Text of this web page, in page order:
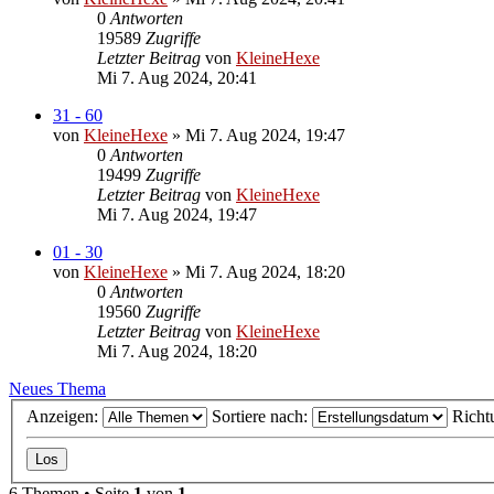
0 Antworten
19589 Zugriffe
Letzter Beitrag von KleineHexe
Mi 7. Aug 2024, 20:41
31 - 60
von KleineHexe » Mi 7. Aug 2024, 19:47
0 Antworten
19499 Zugriffe
Letzter Beitrag von KleineHexe
Mi 7. Aug 2024, 19:47
01 - 30
von KleineHexe » Mi 7. Aug 2024, 18:20
0 Antworten
19560 Zugriffe
Letzter Beitrag von KleineHexe
Mi 7. Aug 2024, 18:20
Neues Thema
Anzeigen:
Sortiere nach: